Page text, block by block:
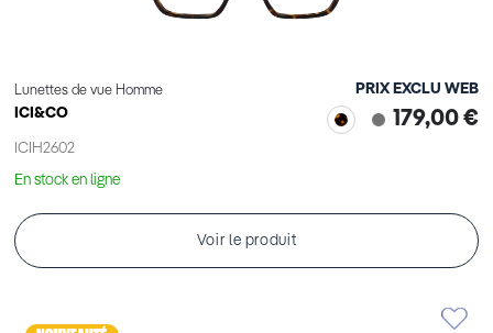
Lunettes de vue Homme
ICI&CO
ICIH2602
PRIX EXCLU WEB
179,00 €
En stock en ligne
Voir le produit